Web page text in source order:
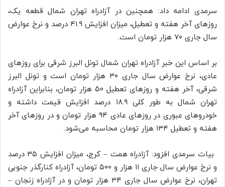
سرمدی ادامه داد: همچنین در آزادراه تهران شمال قطعه یک،
روزهای آخر هفته و تعطیل، میزان افزایش ۴۱.۹ درصد و نرخ عوارض
سال جاری ۷۰ هزار تومان است.
بر اساس این خبر آزادراه تهران شمال تونل البرز شرقی برای روزهای
عادی، نرخ عوارض سال جاری ۳۰ هزار تومان است و تونل البرز
شرقی، آخر هفته و روزهای تعطیل ۵۰ هزار تومان، بنابراین آزادراه
تهران شمال به طور کلی ۱۸.۹ درصد افزایش قیمت داشته و
خودروهای عبوری در روزهای عادی ۹۴ هزار تومان و در روزهای آخر
هفته و تعطیل ۱۳۴ هزار تومان محاسبه می‌شود.
بیات سرمدی افزود: آزادراه همت – کرج، میزان افزایش ۳۵ درصد
و نرخ عوارض سال جاری ۱۱ هزار و ۵۰۰ تومان، آزادراه کنارگذر جنوبی
تهران، نرخ عوارض سال جاری ۳۴ هزار تومان و در آزادراه زنجان –